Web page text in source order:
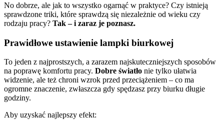
No dobrze, ale jak to wszystko ogarnąć w praktyce? Czy istnieją
sprawdzone triki, które sprawdzą się niezależnie od wieku czy
rodzaju pracy? Tak – i zaraz je poznasz.
Prawidłowe ustawienie lampki biurkowej
To jeden z najprostszych, a zarazem najskuteczniejszych sposobów
na poprawę komfortu pracy. Dobre światło nie tylko ułatwia
widzenie, ale też chroni wzrok przed przeciążeniem – co ma
ogromne znaczenie, zwłaszcza gdy spędzasz przy biurku długie
godziny.
Aby uzyskać najlepszy efekt: